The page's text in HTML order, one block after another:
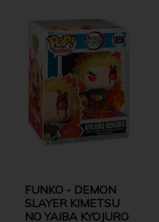
FUNKO - DEMON
SLAYER KIMETSU
NO YAIBA KYOJURO